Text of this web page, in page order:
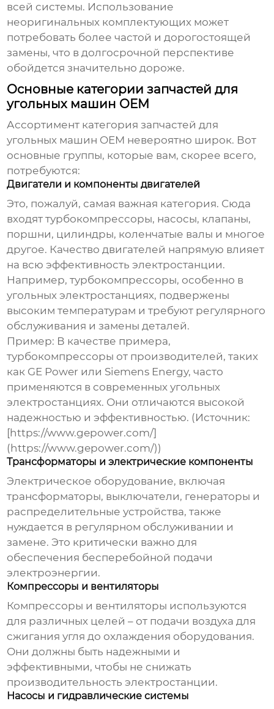
всей системы. Использование
неоригинальных комплектующих может
потребовать более частой и дорогостоящей
замены, что в долгосрочной перспективе
обойдется значительно дороже.
Основные категории запчастей для
угольных машин OEM
Ассортимент категория запчастей для
угольных машин OEM невероятно широк. Вот
основные группы, которые вам, скорее всего,
потребуются:
Двигатели и компоненты двигателей
Это, пожалуй, самая важная категория. Сюда
входят турбокомпрессоры, насосы, клапаны,
поршни, цилиндры, коленчатые валы и многое
другое. Качество двигателей напрямую влияет
на всю эффективность электростанции.
Например, турбокомпрессоры, особенно в
угольных электростанциях, подвержены
высоким температурам и требуют регулярного
обслуживания и замены деталей.
Пример: В качестве примера,
турбокомпрессоры от производителей, таких
как GE Power или Siemens Energy, часто
применяются в современных угольных
электростанциях. Они отличаются высокой
надежностью и эффективностью. (Источник:
[https://www.gepower.com/]
(https://www.gepower.com/))
Трансформаторы и электрические компоненты
Электрическое оборудование, включая
трансформаторы, выключатели, генераторы и
распределительные устройства, также
нуждается в регулярном обслуживании и
замене. Это критически важно для
обеспечения бесперебойной подачи
электроэнергии.
Компрессоры и вентиляторы
Компрессоры и вентиляторы используются
для различных целей – от подачи воздуха для
сжигания угля до охлаждения оборудования.
Они должны быть надежными и
эффективными, чтобы не снижать
производительность электростанции.
Насосы и гидравлические системы